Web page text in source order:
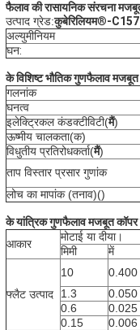
फैलाव की रासायनिक संरचना
उत्पाद ग्रेड:कुबेरिलियम®-
अल्युमीनियम
घन:
के विशिष्ट भौतिक गुणफैलाव मजबूत
गलनांक
घनत्व
इलेक्ट्रिकल कंडक्टीविटी(मैं)
ऊष्मीय चालकता(क)
विधुतीय प्रतिरोधकर्ता(मैं)
ताप विस्तार प्रसार गुणांक
लोच का मापांक (तनाव)()
के यांत्रिक गुणफैलाव मजबूत कॉपर
आकार
मोटाई या दीया।
मिमी
में
फ्लैट उत्पाद
10 0.400
1.3
0.050
0.6
0.025
0.15
0.006